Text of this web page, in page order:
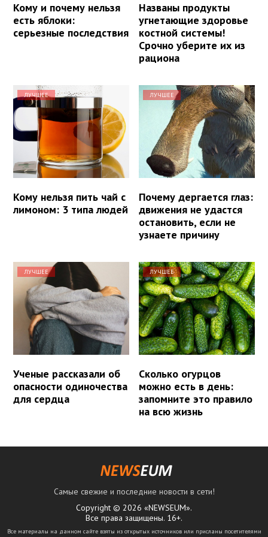
Кому и почему нельзя
есть яблоки:
серьезные последствия
Названы продукты
угнетающие здоровье
костной системы!
Срочно уберите их из
рациона
ЛУЧШЕЕ
Кому нельзя пить чай с
лимоном: 3 типа людей
ЛУЧШЕЕ
Почему дергается глаз:
движения не удастся
остановить, если не
узнаете причину
ЛУЧШЕЕ
Ученые рассказали об
опасности одиночества
для сердца
ЛУЧШЕЕ
Сколько огурцов
можно есть в день:
запомните это правило
на всю жизнь
Самые свежие и последние новости в сети!
Copyright © 2026 «NEWSEUM».
Все права защищены. 16+.
Все материалы на данном сайте взяты из открытых источников или присланы посетителями